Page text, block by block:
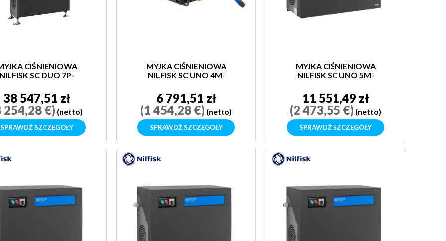
CIŚNIENIOWA
NILFISK SC DUO 7P-
38 547,51 zł
254,28 €) (netto)
SPRAWDŹ SZCZEGÓŁY
MYJKA CIŚNIENIOWA
NILFISK SC UNO 4M-
6 791,51 zł
(1 454,28 €) (netto)
SPRAWDŹ SZCZEGÓŁY
MYJKA CIŚNIENIOWA
NILFISK SC UNO 5M-
11 551,49 zł
(2 473,55 €) (netto)
SPRAWDŹ SZCZEGÓŁY